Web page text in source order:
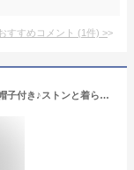
すすめコメント (1件) >
締め付け感ゼロ！映画のワンシーンみたいな帽子付き♪ストンと着られる 2重ガーゼ モダンストライプ 長袖メンズ・レディース兼用スリーパー *思いやり縫い代*【あす楽対応】